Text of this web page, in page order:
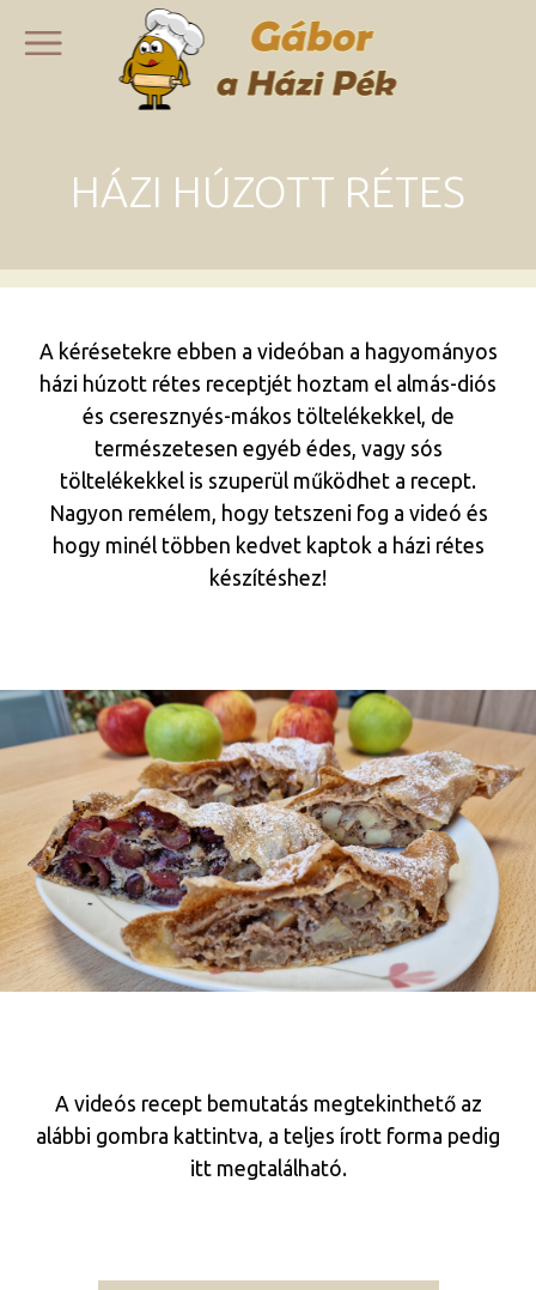
HÁZI HÚZOTT RÉTES
A kérésetekre ebben a videóban a hagyományos
házi húzott rétes receptjét hoztam el almás-diós
és cseresznyés-mákos töltelékekkel, de
természetesen egyéb édes, vagy sós
töltelékekkel is szuperül működhet a recept.
Nagyon remélem, hogy tetszeni fog a videó és
hogy minél többen kedvet kaptok a házi rétes
készítéshez!
A videós recept bemutatás megtekinthető az
alábbi gombra kattintva, a teljes írott forma pedig
itt megtalálható.